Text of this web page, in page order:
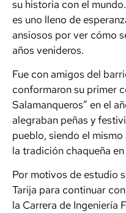
su historia con el
es uno lleno de
ansiosos por ver cómo
años venideros.
Fue con amigos del
conformaron su primer
Salamanqueros” en el
alegraban peñas y
pueblo, siendo el
la tradición chaqueña
Por motivos de estudio
Tarija para continuar
la Carrera de Ingeniería